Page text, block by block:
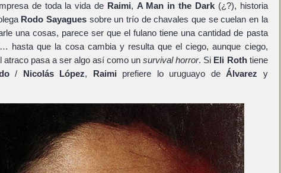
de toda la vida de Raimi, A Man in the Dark(¿?), historia
Rodo Sayagues sobre un trío de chavales que se cuelan en la
una cosas, parece ser que el fulano tiene una cantidad de pasta
hasta que la cosa cambia y resulta que el ciego, aunque ciego,
atraco pasa a ser algo así como unsurvival horror. Si Eli Rothtiene
/ Nicolás López, Raimi prefiere lo uruguayo deÁlvarez y